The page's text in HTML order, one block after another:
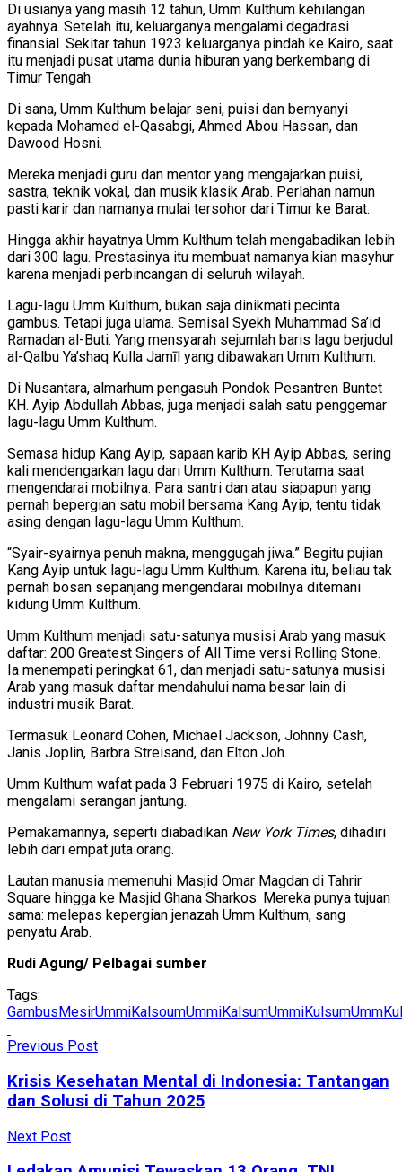
Di usianya yang masih 12 tahun, Umm Kulthum kehilangan
ayahnya. Setelah itu, keluarganya mengalami degadrasi
finansial. Sekitar tahun 1923 keluarganya pindah ke Kairo, saat
itu menjadi pusat utama dunia hiburan yang berkembang di
Timur Tengah.
Di sana, Umm Kulthum belajar seni, puisi dan bernyanyi
kepada Mohamed el-Qasabgi, Ahmed Abou Hassan, dan
Dawood Hosni.
Mereka menjadi guru dan mentor yang mengajarkan puisi,
sastra, teknik vokal, dan musik klasik Arab. Perlahan namun
pasti karir dan namanya mulai tersohor dari Timur ke Barat.
Hingga akhir hayatnya Umm Kulthum telah mengabadikan lebih
dari 300 lagu. Prestasinya itu membuat namanya kian masyhur
karena menjadi perbincangan di seluruh wilayah.
Lagu-lagu Umm Kulthum, bukan saja dinikmati pecinta
gambus. Tetapi juga ulama. Semisal Syekh Muhammad Sa’id
Ramadan al-Buti. Yang mensyarah sejumlah baris lagu berjudul
al-Qalbu Ya’shaq Kulla Jamīl yang dibawakan Umm Kulthum.
Di Nusantara, almarhum pengasuh Pondok Pesantren Buntet
KH. Ayip Abdullah Abbas, juga menjadi salah satu penggemar
lagu-lagu Umm Kulthum.
Semasa hidup Kang Ayip, sapaan karib KH Ayip Abbas, sering
kali mendengarkan lagu dari Umm Kulthum. Terutama saat
mengendarai mobilnya. Para santri dan atau siapapun yang
pernah bepergian satu mobil bersama Kang Ayip, tentu tidak
asing dengan lagu-lagu Umm Kulthum.
“Syair-syairnya penuh makna, menggugah jiwa.” Begitu pujian
Kang Ayip untuk lagu-lagu Umm Kulthum. Karena itu, beliau tak
pernah bosan sepanjang mengendarai mobilnya ditemani
kidung Umm Kulthum.
Umm Kulthum menjadi satu-satunya musisi Arab yang masuk
daftar: 200 Greatest Singers of All Time versi Rolling Stone.
Ia menempati peringkat 61, dan menjadi satu-satunya musisi
Arab yang masuk daftar mendahului nama besar lain di
industri musik Barat.
Termasuk Leonard Cohen, Michael Jackson, Johnny Cash,
Janis Joplin, Barbra Streisand, dan Elton Joh.
Umm Kulthum wafat pada 3 Februari 1975 di Kairo, setelah
mengalami serangan jantung.
Pemakamannya, seperti diabadikan New York Times, dihadiri
lebih dari empat juta orang.
Lautan manusia memenuhi Masjid Omar Magdan di Tahrir
Square hingga ke Masjid Ghana Sharkos. Mereka punya tujuan
sama: melepas kepergian jenazah Umm Kulthum, sang
penyatu Arab.
Rudi Agung/ Pelbagai sumber
Tags:
Gambus MesirUmmiKalsoumUmmiKalsumUmmiKulsum
Previous Post
Krisis Kesehatan Mental di Indonesia: Tantangan
dan Solusi di Tahun 2025
Next Post